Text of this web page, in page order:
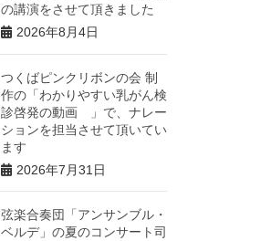
の講演をさせて頂きました
2026年8月4日
つくばピンクリボンの会 制
作の「わかりやすい乳がん検
診啓発の動画 」で、ナレー
ションを担当させて頂いてい
ます
2026年7月31日
弦楽合奏団「アンサンブル・
ベルデ」の夏のコンサート司